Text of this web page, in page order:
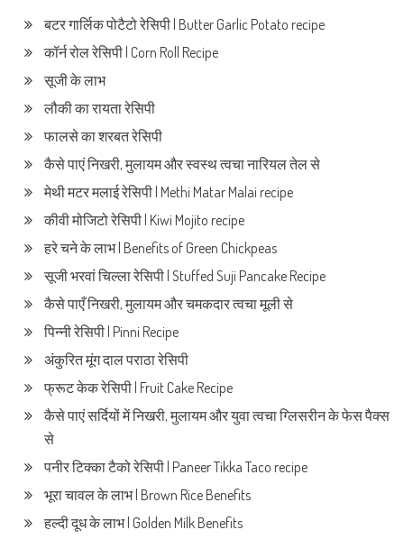
बटर गार्लिक पोटैटो रेसिपी | Butter Garlic Potato recipe
कॉर्न रोल रेसिपी | Corn Roll Recipe
सूजी के लाभ
लौकी का रायता रेसिपी
फालसे का शरबत रेसिपी
कैसे पाएं निखरी, मुलायम और स्वस्थ त्वचा नारियल तेल से
मेथी मटर मलाई रेसिपी | Methi Matar Malai recipe
कीवी मोजिटो रेसिपी | Kiwi Mojito recipe
हरे चने के लाभ | Benefits of Green Chickpeas
सूजी भरवां चिल्ला रेसिपी | Stuffed Suji Pancake Recipe
कैसे पाएँ निखरी, मुलायम और चमकदार त्वचा मूली से
पिन्नी रेसिपी | Pinni Recipe
अंकुरित मूंग दाल पराठा रेसिपी
फ्रूट केक रेसिपी | Fruit Cake Recipe
कैसे पाएं सर्दियों में निखरी, मुलायम और युवा त्वचा ग्लिसरीन के फेस पैक्स
से
पनीर टिक्का टैको रेसिपी | Paneer Tikka Taco recipe
भूरा चावल के लाभ | Brown Rice Benefits
हल्दी दूध के लाभ | Golden Milk Benefits